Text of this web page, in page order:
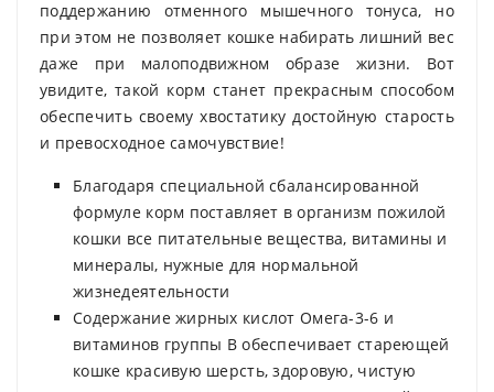
поддержанию отменного мышечного тонуса, но
при этом не позволяет кошке набирать лишний вес
даже при малоподвижном образе жизни. Вот
увидите, такой корм станет прекрасным способом
обеспечить своему хвостатику достойную старость
и превосходное самочувствие!
Благодаря специальной сбалансированной
формуле корм поставляет в организм пожилой
кошки все питательные вещества, витамины и
минералы, нужные для нормальной
жизнедеятельности
Содержание жирных кислот Омега-3-6 и
витаминов группы В обеспечивает стареющей
кошке красивую шерсть, здоровую, чистую